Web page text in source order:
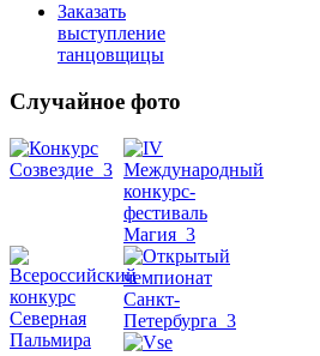
Заказать
выступление
танцовщицы
Случайное фото
Танец